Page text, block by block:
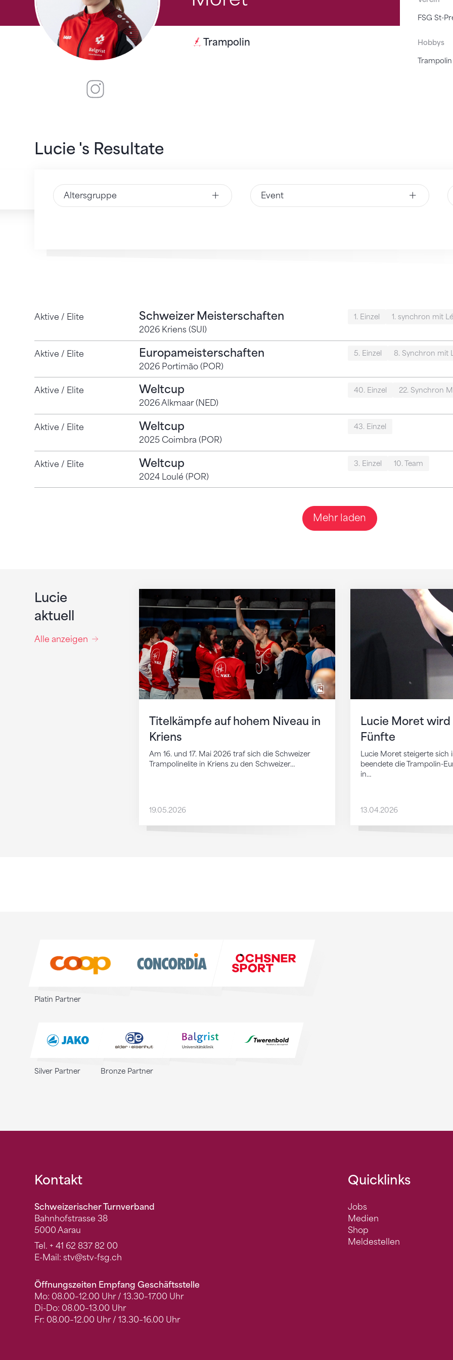
Trampolin
FSG St-
Hobbys
Trampolin
Lucie 's Resultate
Altersgruppe Event
Aktive / Elite Schweizer Meisterschaften
2026 Kriens (SUI)
1. Einzel 1. synchron mit
Aktive / Elite Europameisterschaften
2026 Portimão (POR)
5. Einzel 8. Synchron mit
Aktive / Elite Weltcup
2026 Alkmaar (NED)
40. Einzel 22. Synchron
Aktive / Elite Weltcup
2025 Coimbra (POR)
43. Einzel
Aktive / Elite Weltcup
2024 Loulé (POR)
3. Einzel 10. Team
Mehr laden
Lucie
aktuell
Alle anzeigen
Titelkämpfe auf hohem Niveau in
Kriens
Am 16. und 17. Mai 2026 traf sich die Schweizer
Trampolinelite in Kriens zu den Schweizer…
Titelkämpfe auf hohem Niveau in Kriens
19.05.2026
Lucie Moret
Fünfte
Lucie Moret steigerte sich
beendete die Trampolin-
in…
Lucie Moret wird
13.04.2026
Platin Partner
Silver Partner Bronze Partner
Fusszeile
Kontakt
Schweizerischer Turnverband
Bahnhofstrasse 38
5000 Aarau
Tel. + 41 62 837 82 00
E-Mail: stv@stv-fsg.ch
Öffnungszeiten Empfang Geschäftsstelle
Mo: 08.00–12.00 Uhr / 13.30–17.00 Uhr
Di-Do: 08.00–13.00 Uhr
Fr: 08.00–12.00 Uhr / 13.30–16.00 Uhr
Quicklinks
Jobs
Medien
Shop
Meldestellen